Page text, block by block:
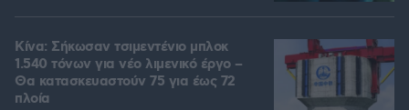
Κίνα: Σήκωσαν τσιμεντένιο μπλοκ
1.540 τόνων για νέο λιμενικό έργο –
Θα κατασκευαστούν 75 για έως 72
πλοία